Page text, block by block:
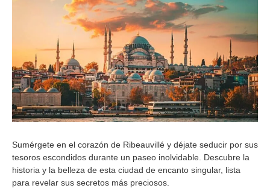
Sumérgete en el corazón de Ribeauvillé y déjate seducir por sus
tesoros escondidos durante un paseo inolvidable. Descubre la
historia y la belleza de esta ciudad de encanto singular, lista
para revelar sus secretos más preciosos.